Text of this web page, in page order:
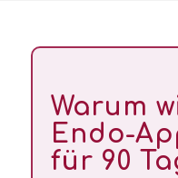
Warum
Endo-
für 90